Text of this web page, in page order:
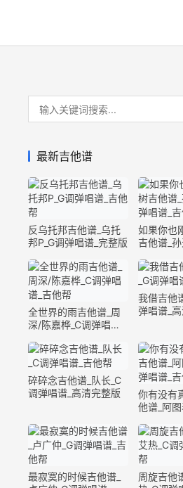
最新吉他谱
反乌托邦吉他谱_乌托
邦P_G调弹唱谱_完整版
如果你也
吉他谱_
全世界的雨吉他谱_周
深/陈嘉桦_C调弹唱谱_
我借吉他
弹唱谱_
碎碎念吉他谱_队长_C
调弹唱谱_高清完整版
你有没有
他谱_阿
最寂寞的时候吉他谱_
周旋吉他